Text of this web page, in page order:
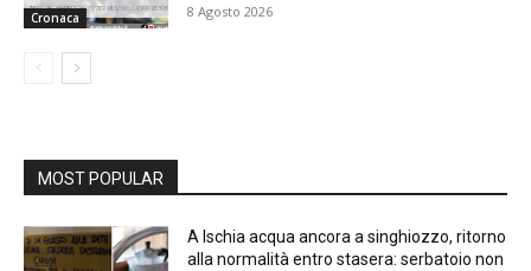
Cronaca 8 Agosto 2026
MOST POPULAR
A Ischia acqua ancora a singhiozzo, ritorno
alla normalità entro stasera: serbatoio non